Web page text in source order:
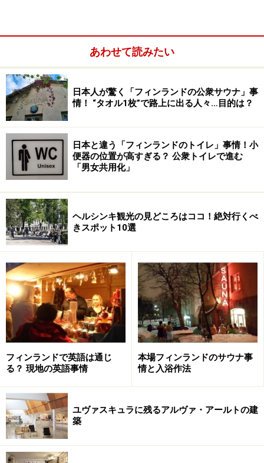
まず言及しておきたいのは、近年のフィンランドは現地
人が驚き顔をしかめるほど、年ごとに平均気温や降雨・
降雪量が変動しており、「これが典型的なヘルシンキの
12月」などといった標準気候を失いつつあるということ
変化ではないようですが、とにかく毎年まったく違う夏
や冬がやってくるのです。
フィンランド人ももちろん、毎年ホワイトクリスマスを心待
ちにしているのだけど……
例えば2011年12月のフィンランドは、平均気温がプラス
3度もあり、雪がまったく降らずに南部ではまさかのブ
ラッククリスマスを迎えたのに対し、翌2012年の12月は
平均気温がマイナス5度を下回り、月始めから雪嵐に見
舞われて首都機能が乱れたり……というほどの格差。
あわせて読みたい
日本人が驚く「フィンランドの公衆サウナ」事
情！ “タオル1枚”で路上に出る人々…目的は？
日本と違う「フィンランドのトイレ」事情！小
便器の位置が高すぎる？ 公衆トイレで進む
「男女共用化」
ヘルシンキ観光の見どころはココ！絶対行くべ
きスポット10選
フィンランドで英語は通じ
る？ 現地の英語事情
本場フィンランドのサウナ事
情と入浴作法
ユヴァスキュラに残るアルヴァ・アールトの建
築